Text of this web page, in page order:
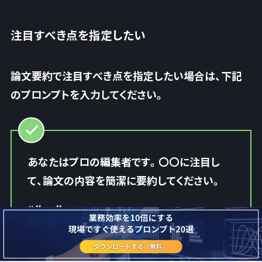
注目すべき点を指定したい
論文要約で注目すべき点を指定したい場合は、下記
のプロンプトを入力してください。
あなたはプロの編集者です。〇〇に注目し
て、論文の内容を簡潔に要約してください。
#ルール
日本語で出力
箇条書きで出力